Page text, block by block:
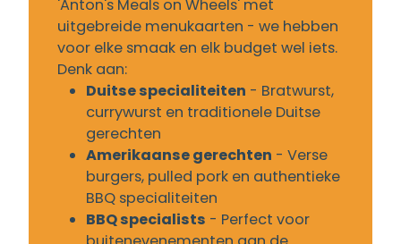
'Anton's Meals on Wheels' met
uitgebreide menukaarten - we hebben
voor elke smaak en elk budget wel iets.
Denk aan:
Duitse specialiteiten - Bratwurst,
currywurst en traditionele Duitse
gerechten
Amerikaanse gerechten - Verse
burgers, pulled pork en authentieke
BBQ specialiteiten
BBQ specialists - Perfect voor